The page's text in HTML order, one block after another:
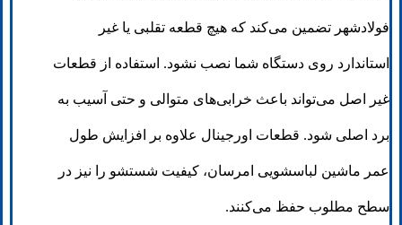
فولادشهر تضمین می‌کند که هیچ قطعه تقلبی یا غیر
استاندارد روی دستگاه شما نصب نشود. استفاده از قطعات
غیر اصل می‌تواند باعث خرابی‌های متوالی و حتی آسیب به
برد اصلی شود. قطعات اورجینال علاوه بر افزایش طول
عمر ماشین لباسشویی امرسان، کیفیت شستشو را نیز در
سطح مطلوب حفظ می‌کنند.